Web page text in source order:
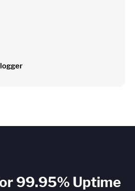
99.95% Uptime